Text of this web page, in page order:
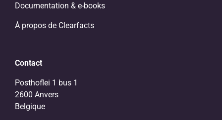
Documentation & e-books
À propos de Clearfacts
Contact
Posthoflei 1 bus 1
2600 Anvers
Belgique